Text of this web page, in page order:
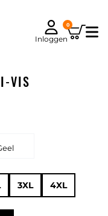
Inloggen
0
VIS
3XL 4XL